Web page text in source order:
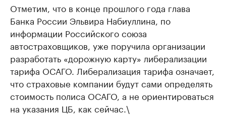
Отметим, что в конце прошлого года глава
Банка России Эльвира Набиуллина, по
информации Российского союза
автостраховщиков, уже поручила организации
разработать «дорожную карту» либерализации
тарифа ОСАГО. Либерализация тарифа означает,
что страховые компании будут сами определять
стоимость полиса ОСАГО, а не ориентироваться
на указания ЦБ, как сейчас.\